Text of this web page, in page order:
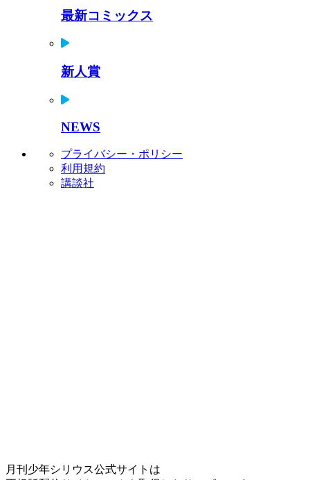
最新コミックス
新人賞
NEWS
プライバシー・ポリシー
利用規約
講談社
月刊少年シリウス公式サイトは